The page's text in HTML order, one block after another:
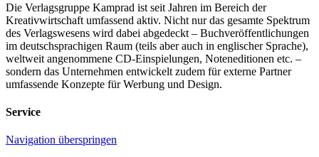
Die Verlagsgruppe Kamprad ist seit Jahren im Bereich der
Kreativwirtschaft umfassend aktiv. Nicht nur das gesamte Spektrum
des Verlagswesens wird dabei abgedeckt – Buchveröffentlichungen
im deutschsprachigen Raum (teils aber auch in englischer Sprache),
weltweit angenommene CD-Einspielungen, Noteneditionen etc. –
sondern das Unternehmen entwickelt zudem für externe Partner
umfassende Konzepte für Werbung und Design.
Service
Navigation überspringen